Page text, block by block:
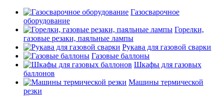
Газосварочное
оборудование
Горелки,
газовые резаки, паяльные лампы
Рукава для газовой сварки
Газовые баллоны
Шкафы для газовых
баллонов
Машины термической
резки